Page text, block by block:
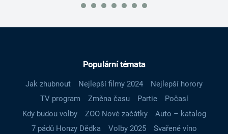
Populární témata
Jak zhubnout Nejlepší filmy 2024
Nejlepší horory
TV program
Změna času Partie
Počasí
Kdy budou volby
ZOO Nové začátky
Auto – katalog
7 pádů Honzy Dědka
Volby 2025
Svařené víno